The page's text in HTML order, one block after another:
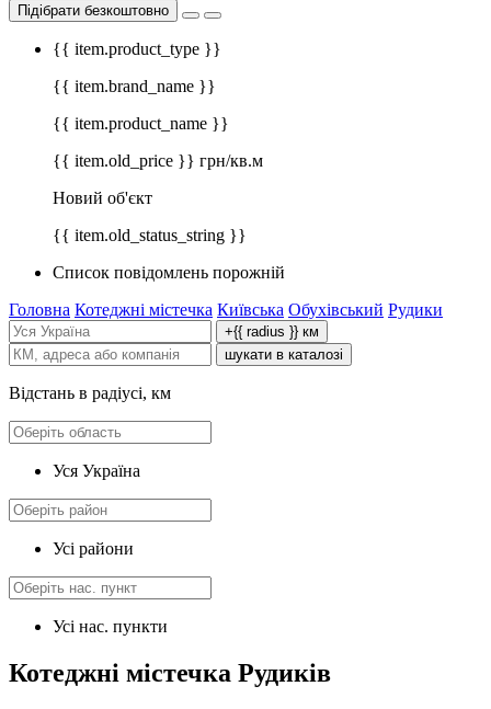
Підібрати безкоштовно
{{ item.product_type }}
{{ item.brand_name }}
{{ item.product_name }}
{{ item.old_price }} грн/кв.м
Новий об'єкт
{{ item.old_status_string }}
Список повідомлень порожній
Головна Котеджні містечка Київська Обухівський Рудики
+{{ radius }} км
шукати в каталозі
Відстань в радіусі, км
Уся Україна
Усі райони
Усі нас. пункти
Котеджні містечка Рудиків